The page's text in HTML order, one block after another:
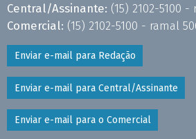
Central/Assinante: (15) 2102-5100 -
Comercial: (15) 2102-5100 - ramal
Enviar e-mail para Redação
Enviar e-mail para Central/Assinante
Enviar e-mail para o Comercial